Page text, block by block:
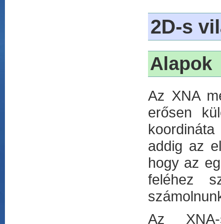
2D-s
Alapok
Az XNA
erősen
addig az
hogy az
feléhez
Az